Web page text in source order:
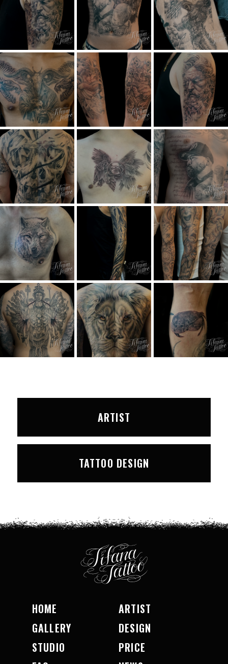
ARTIST
TATTOO DESIGN
HOME
ARTIST
GALLERY
DESIGN
STUDIO
PRICE